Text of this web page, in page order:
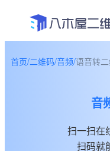
首页/二维码/音频/语音转
音
扫一扫在
扫码就